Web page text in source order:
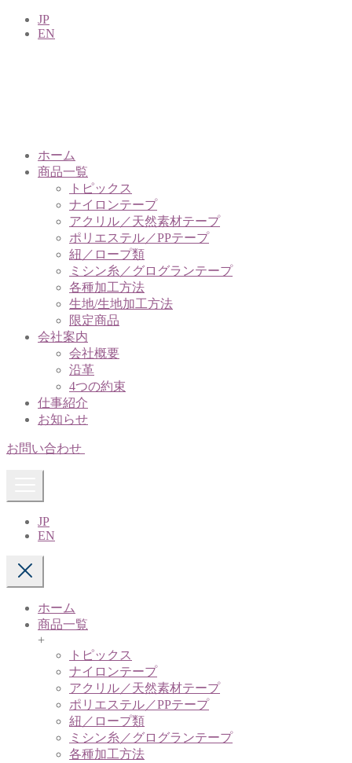
JP
EN
ホーム
商品一覧
トピックス
ナイロンテープ
アクリル／天然素材テープ
ポリエステル／PPテープ
紐／ロープ類
ミシン糸／グログランテープ
各種加工方法
生地/生地加工方法
限定商品
会社案内
会社概要
沿革
4つの約束
仕事紹介
お知らせ
お問い合わせ
JP
EN
ホーム
商品一覧
+
トピックス
ナイロンテープ
アクリル／天然素材テープ
ポリエステル／PPテープ
紐／ロープ類
ミシン糸／グログランテープ
各種加工方法